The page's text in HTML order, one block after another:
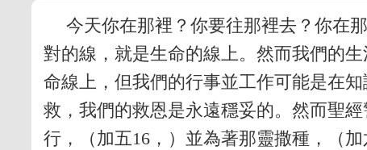
今天你在那裡？你要往那裡去？你在
對的線，就是生命的線上。然而我們的
命線上，但我們的行事並工作可能是在
救，我們的救恩是永遠穩妥的。然而聖
行，（加五16，）並為著那靈撒種，（